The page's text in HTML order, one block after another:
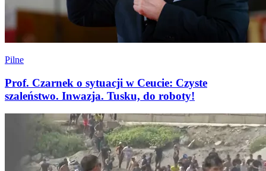
Pilne
Prof. Czarnek o sytuacji w Ceucie: Czyste
szaleństwo. Inwazja. Tusku, do roboty!